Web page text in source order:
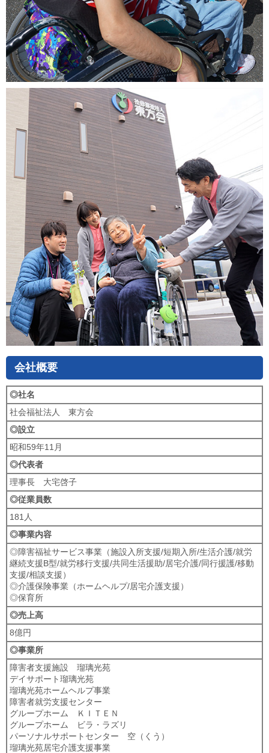
会社概要
◎社名
社会福祉法人 東方会
◎設立
昭和59年11月
◎代表者
理事長 大宅啓子
◎従業員数
181人
◎事業内容
◎障害福祉サービス事業（施設入所支援/短期入所/生活介護/就労
継続支援B型/就労移行支援/共同生活援助/居宅介護/同行援護/移動
支援/相談支援）
◎介護保険事業（ホームヘルプ/居宅介護支援）
◎保育所
◎売上高
8億円
◎事業所
障害者支援施設 瑠璃光苑
デイサポート瑠璃光苑
瑠璃光苑ホームヘルプ事業
障害者就労支援センター
グループホーム ＫＩＴＥＮ
グループホーム ビラ・ラズリ
パーソナルサポートセンター 空（くう）
瑠璃光苑居宅介護支援事業